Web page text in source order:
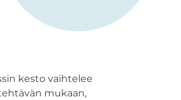
kesto vaihtelee
mukaan,